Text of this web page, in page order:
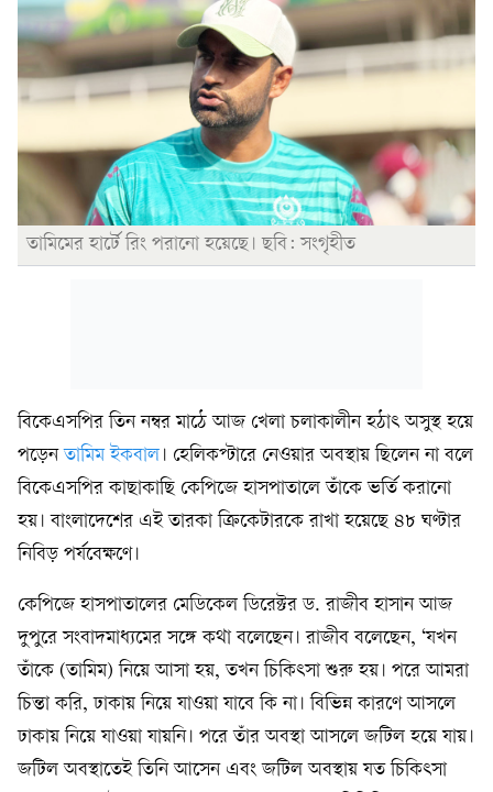
তামিমের হার্টে রিং পরানো হয়েছে। ছবি: সংগৃহীত
বিকেএসপির তিন নম্বর মাঠে আজ খেলা চলাকালীন হঠাৎ অসুস্থ হয়ে
পড়েনতামিম ইকবাল । হেলিকপ্টারে নেওয়ার অবস্থায় ছিলেন না বলে
বিকেএসপির কাছাকাছি কেপিজে হাসপাতালে তাঁকে ভর্তি করানো
হয়। বাংলাদেশের এই তারকা ক্রিকেটারকে রাখা হয়েছে ৪৮ ঘণ্টার
নিবিড় পর্যবেক্ষণে।
কেপিজে হাসপাতালের মেডিকেল ডিরেক্টর ড. রাজীব হাসান আজ
দুপুরে সংবাদমাধ্যমের সঙ্গে কথা বলেছেন। রাজীব বলেছেন, ‘যখন
তাঁকে (তামিম) নিয়ে আসা হয়, তখন চিকিৎসা শুরু হয়। পরে আমরা
চিন্তা করি, ঢাকায় নিয়ে যাওয়া যাবে কি না। বিভিন্ন কারণে আসলে
ঢাকায় নিয়ে যাওয়া যায়নি। পরে তাঁর অবস্থা আসলে জটিল হয়ে যায়।
জটিল অবস্থাতেই তিনি আসেন এবং জটিল অবস্থায় যত চিকিৎসা